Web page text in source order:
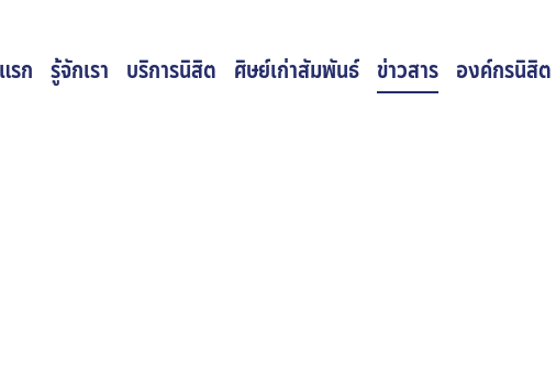
รก รู้จักเรา บริการนิสิต ศิษย์เก่าสัมพันธ์ ข่าวสาร องค์กรนิสิต